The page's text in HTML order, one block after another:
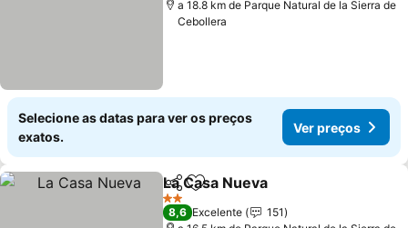
a 18.8 km de Parque Natural de la Sierra de
Cebollera
Selecione as datas para ver os preços
exatos.
Ver preços
PartilharAdicionar aos favoritos
La Casa Nueva
2 Estrelas
8,6 Excelente
151